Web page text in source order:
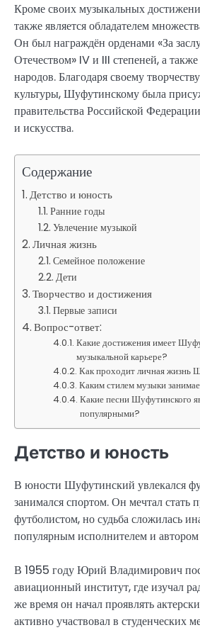
Кроме своих музыкальных
также является обладателем
Он был награждён орденами «За
Отечеством» IV и III степеней, а
народов. Благодаря своему
культуры, Шуфутинскому была
правительства Российской
и искусства.
Содержание
Детство и юность
Ранние годы
Увлечение музыкой
Личная жизнь
Семейное положение
Дети
Творчество и достижения
Первые записи
Вопрос-ответ:
Какие достижения имеет
музыкальной карьере?
Как проходит личная жизнь
Каким стилем музыки
Какие песни Шуфутинского
популярными?
Детство и юность
В юности Шуфутинский увлекался
занимался спортом. Он мечтал стать
футболистом, но судьба сложилась
популярным исполнителем и автором
В 1955 году Юрий Владимирович
авиационный институт, где изучал
же время он начал проявлять
активно участвовал в студенческих